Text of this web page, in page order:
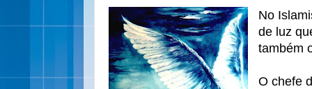
No
de luz
também
O chefe